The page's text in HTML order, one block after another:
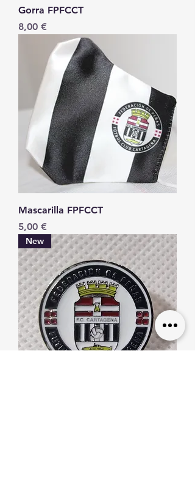
Gorra FPFCCT
Precio
8,00 €
Mascarilla FPFCCT
Precio
5,00 €
New